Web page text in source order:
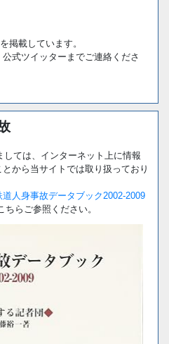
掲載しています。
式ツイッターまでご連絡くださ
ては、インターネット上に情報
から当サイトでは取り扱っており
道人身事故データブック2002-2009
らご参照ください。